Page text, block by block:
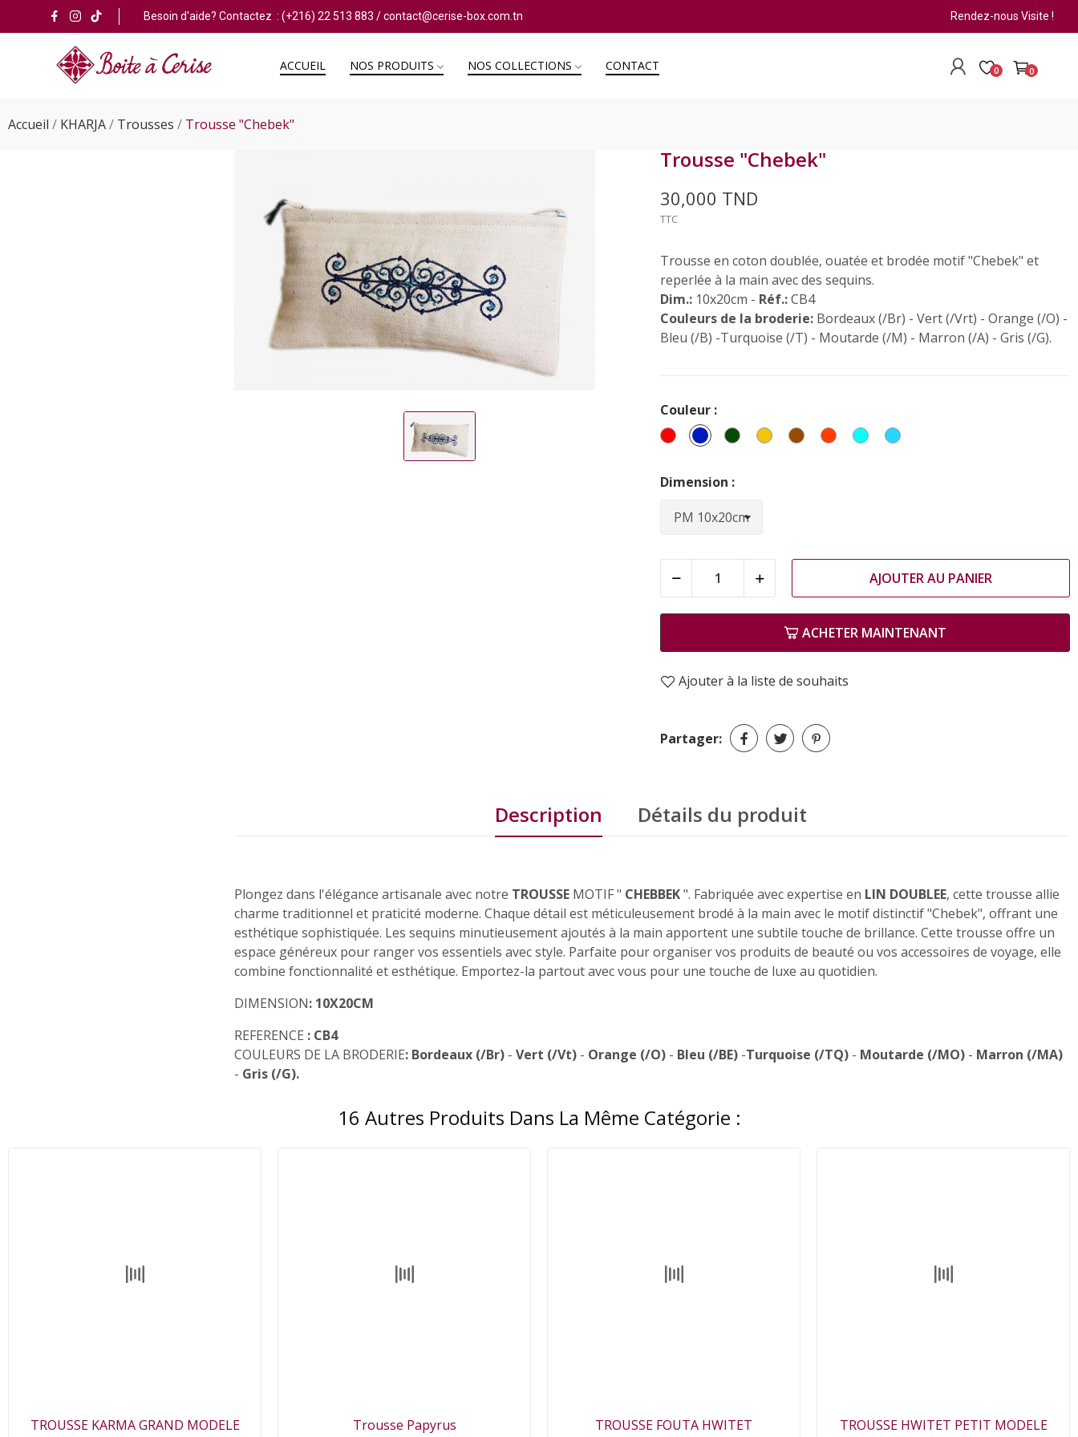
Besoin d'aide? Contactez :(+216) 22 513 883 /contact@cerise-box.com.tn Rendez-nous Visite !
ACCUEIL NOS PRODUITS NOS COLLECTIONS CONTACT 0 0
Accueil KHARJA Trousses Trousse "Chebek"
Trousse "Chebek"
30,000 TND
TTC
Trousse en coton doublée, ouatée et brodée motif "Chebek" et
reperlée à la main avec des sequins.
Dim.: 10x20cm - Réf.:CB4
Couleurs de la broderie: Bordeaux (/Br) - Vert (/Vrt) - Orange (/O) -
Bleu (/B) -Turquoise (/T) - Moutarde (/M) - Marron (/A) - Gris (/G).
Couleur :
RougeBleu Vert JauneMarronCorailTurquoise
Bleu
Dimension :
AJOUTER AU PANIER
ACHETER MAINTENANT
Ajouter à la liste de souhaits
Partager:
Description Détails du produit
Plongez dans l'élégance artisanale avec notre TROUSSE MOTIF " CHEBBEK". Fabriquée avec expertise en LIN DOUBLEE, cette trousse allie
charme traditionnel et praticité moderne. Chaque détail est méticuleusement brodé à la main avec le motif distinctif "Chebek", offrant une
esthétique sophistiquée. Les sequins minutieusement ajoutés à la main apportent une subtile touche de brillance. Cette trousse offre un
espace généreux pour ranger vos essentiels avec style. Parfaite pour organiser vos produits de beauté ou vos accessoires de voyage, elle
combine fonctionnalité et esthétique. Emportez-la partout avec vous pour une touche de luxe au quotidien.
DIMENSION: 10X20CM
REFERENCE : CB4
COULEURS DE LA BRODERIE: Bordeaux (/Br) -Vert (/Vt) - Orange (/O) - Bleu (/BE) -Turquoise (/TQ) - Moutarde (/MO) - Marron (/MA)
- Gris (/G).
16 Autres Produits Dans La Même Catégorie :
TROUSSE KARMA GRAND MODELE Trousse Papyrus TROUSSE FOUTA HWITET TROUSSE HWITET PETIT MODELE